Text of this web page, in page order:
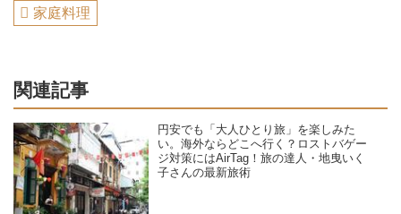
家庭料理
関連記事
円安でも「大人ひとり旅」を楽しみた
い。海外ならどこへ行く？ロストバゲー
ジ対策にはAirTag！旅の達人・地曳いく
子さんの最新旅術